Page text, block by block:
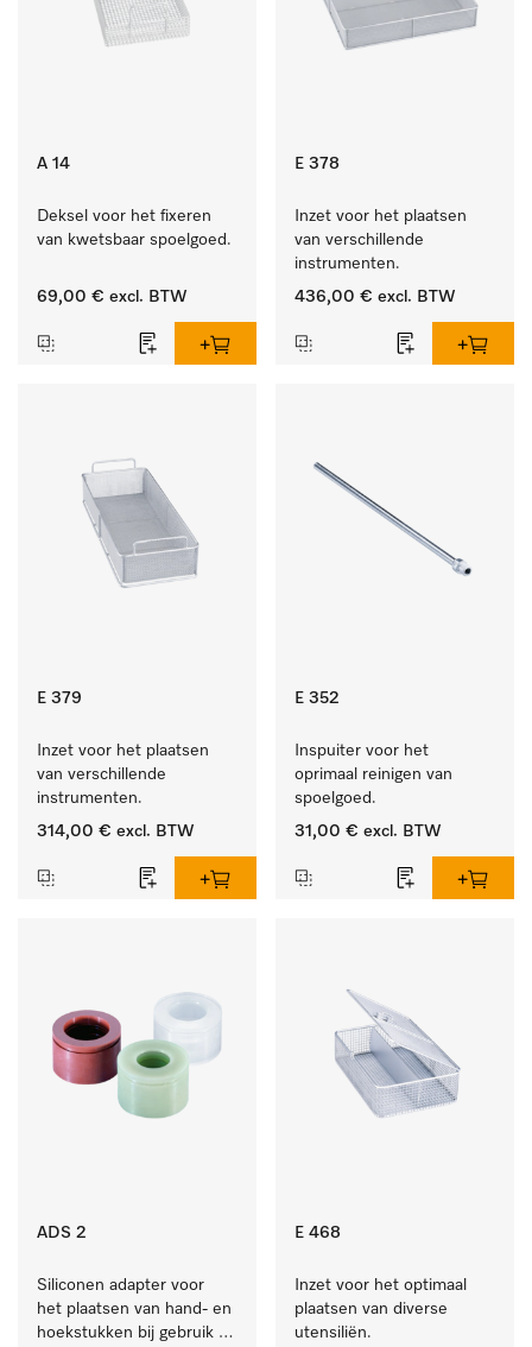
A 14
Deksel voor het fixeren
van kwetsbaar spoelgoed.
69,00 € excl. BTW
E 378
Inzet voor het plaatsen
van verschillende
instrumenten.
436,00 € excl. BTW
E 379
Inzet voor het plaatsen
van verschillende
instrumenten.
314,00 € excl. BTW
E 352
Inspuiter voor het
oprimaal reinigen van
spoelgoed.
31,00 € excl. BTW
ADS 2
Siliconen adapter voor
het plaatsen van hand- en
hoekstukken bij gebruik
E 468
Inzet voor het optimaal
plaatsen van diverse
utensiliën.